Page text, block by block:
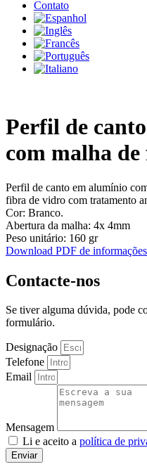
Contato
Perfil de
com malha
Perfil de canto em alumínio
fibra de vidro com tratamento
Cor: Branco.
Abertura da malha: 4x 4mm
Peso unitário: 160 gr
Download PDF de informações
Contacte-nos
Se tiver alguma dúvida, pode
formulário.
Designação
Telefone
Email
Mensagem
Li e aceito a política de
Enviar